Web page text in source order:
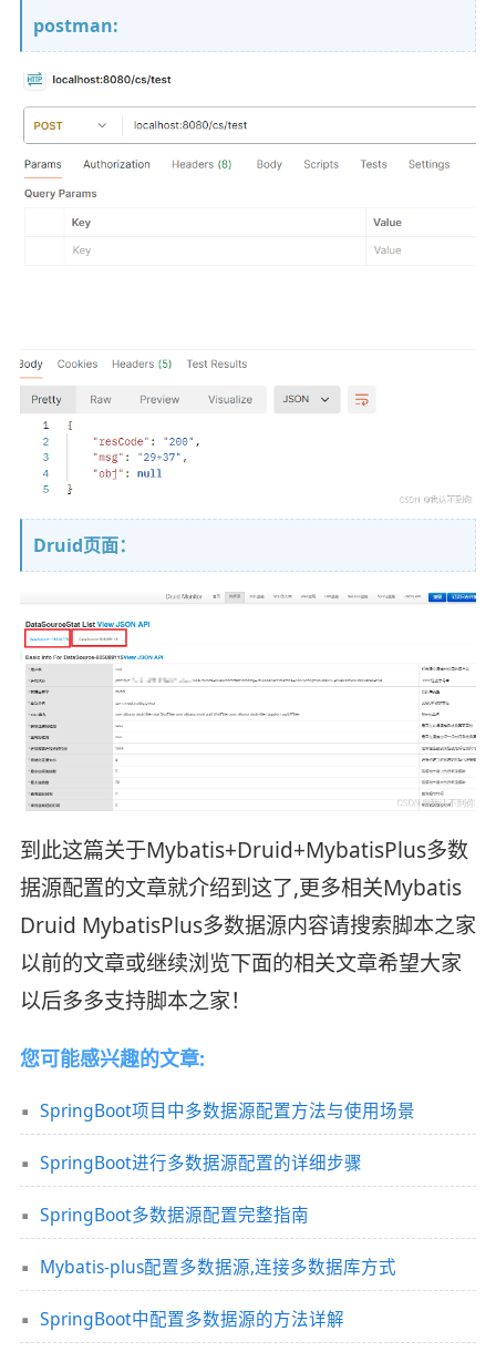
postman:
Druid页面：
到此这篇关于Mybatis+Druid+MybatisPlus多数
据源配置的文章就介绍到这了,更多相关Mybatis
Druid MybatisPlus多数据源内容请搜索脚本之家
以前的文章或继续浏览下面的相关文章希望大家
以后多多支持脚本之家！
您可能感兴趣的文章:
SpringBoot项目中多数据源配置方法与使用场景
SpringBoot进行多数据源配置的详细步骤
SpringBoot多数据源配置完整指南
Mybatis-plus配置多数据源,连接多数据库方式
SpringBoot中配置多数据源的方法详解